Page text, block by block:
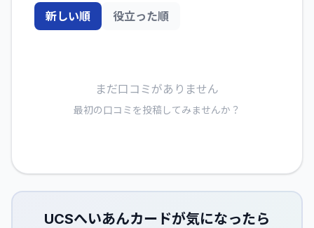
新しい順 役立った順
まだ口コミがありません
最初の口コミを投稿してみませんか？
UCSへいあんカードが気になったら